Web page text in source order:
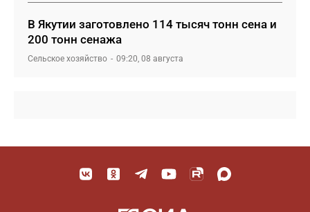
В Якутии заготовлено 114 тысяч тонн сена и
200 тонн сенажа
Сельское хозяйство 09:20, 08 августа